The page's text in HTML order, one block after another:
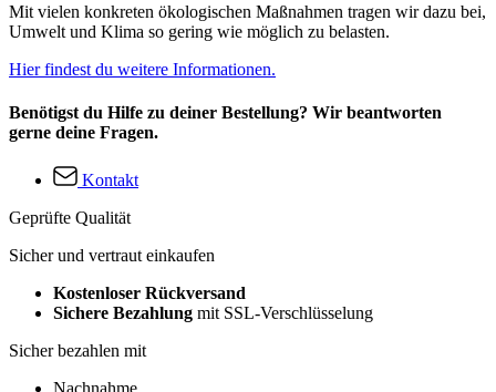
Mit vielen konkreten ökologischen Maßnahmen tragen wir dazu bei,
Umwelt und Klima so gering wie möglich zu belasten.
Hier findest du weitere Informationen.
Benötigst du Hilfe zu deiner Bestellung? Wir beantworten
gerne deine Fragen.
Kontakt
Geprüfte Qualität
Sicher und vertraut einkaufen
Kostenloser Rückversand
Sichere Bezahlung mit SSL-Verschlüsselung
Sicher bezahlen mit
Nachnahme